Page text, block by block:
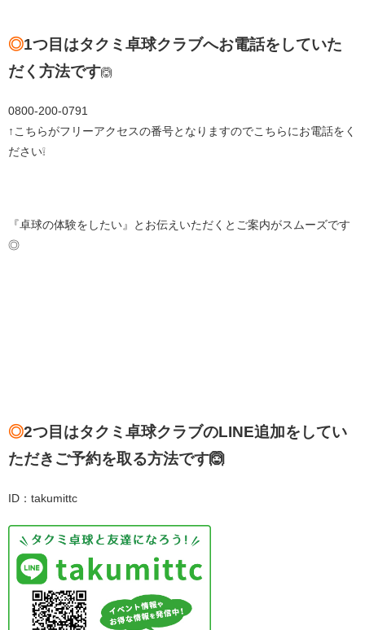
◎1つ目はタクミ卓球クラブへお電話をしていた
だく方法です🙆
0800-200-0791
↑こちらがフリーアクセスの番号となりますのでこちらにお電話をく
ださい❕
『卓球の体験をしたい』とお伝えいただくとご案内がスムーズです
◎
◎2つ目はタクミ卓球クラブのLINE追加をしてい
ただきご予約を取る方法です🙆
ID：takumittc